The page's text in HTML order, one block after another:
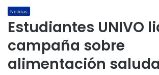
Noticias
Estudiantes UNIVO
campaña sobre
alimentación